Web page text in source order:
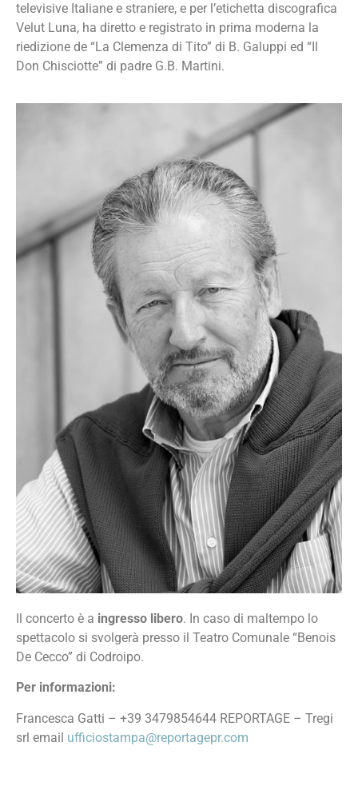
televisive Italiane e straniere, e per l’etichetta discografica
Velut Luna, ha diretto e registrato in prima moderna la
riedizione de “La Clemenza di Tito” di B. Galuppi ed “Il
Don Chisciotte” di padre G.B. Martini.
Il concerto è a ingresso libero. In caso di maltempo lo
spettacolo si svolgerà presso il Teatro Comunale “Benois
De Cecco” di Codroipo.
Per informazioni:
Francesca Gatti – +39 3479854644 REPORTAGE – Tregi
srl email ufficiostampa@reportagepr.com